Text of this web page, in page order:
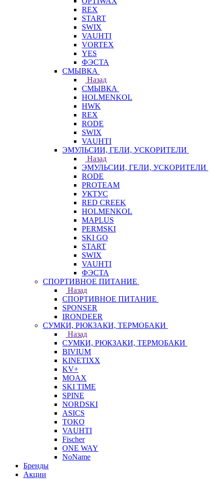
REX
START
SWIX
VAUHTI
VORTEX
YES
ФЭСТА
СМЫВКА
Назад
СМЫВКА
HOLMENKOL
HWK
REX
RODE
SWIX
VAUHTI
ЭМУЛЬСИИ, ГЕЛИ, УСКОРИТЕЛИ
Назад
ЭМУЛЬСИИ, ГЕЛИ, УСКОРИТЕЛИ
RODE
PROTEAM
УКТУС
RED CREEK
HOLMENKOL
MAPLUS
PERMSKI
SKI GO
START
SWIX
VAUHTI
ФЭСТА
СПОРТИВНОЕ ПИТАНИЕ
Назад
СПОРТИВНОЕ ПИТАНИЕ
SPONSER
IRONDEER
СУМКИ, РЮКЗАКИ, ТЕРМОБАКИ
Назад
СУМКИ, РЮКЗАКИ, ТЕРМОБАКИ
BIVIUM
KINETIXX
KV+
MOAX
SKI TIME
SPINE
NORDSKI
ASICS
TOKO
VAUHTI
Fischer
ONE WAY
NoName
Бренды
Акции